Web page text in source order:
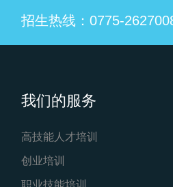
招生热线：0775-
我们的服务
高技能人才培训
创业培训
职业技能培训